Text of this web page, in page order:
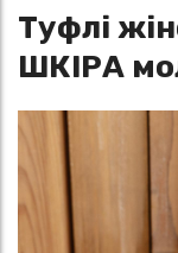
Туфлі
ШКІРА